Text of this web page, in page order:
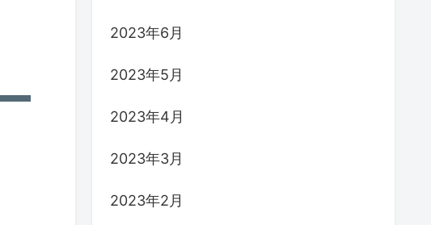
2023年6月
2023年5月
2023年4月
2023年3月
2023年2月